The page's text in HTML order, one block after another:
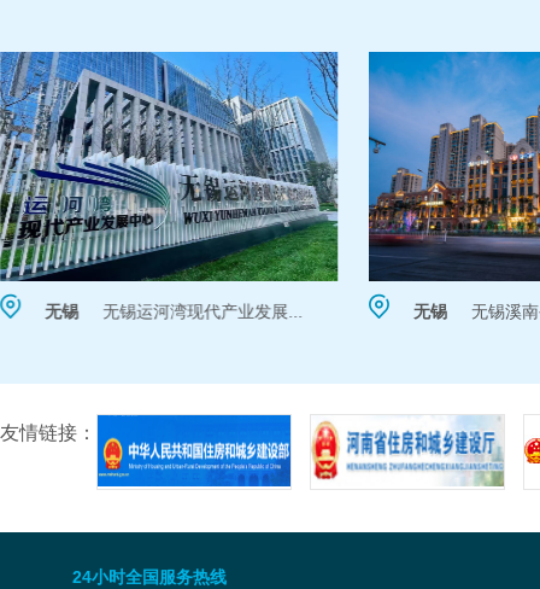
无锡 无锡运河湾现代产业发展... 无锡 无锡溪
友情链接：
24小时全国服务热线